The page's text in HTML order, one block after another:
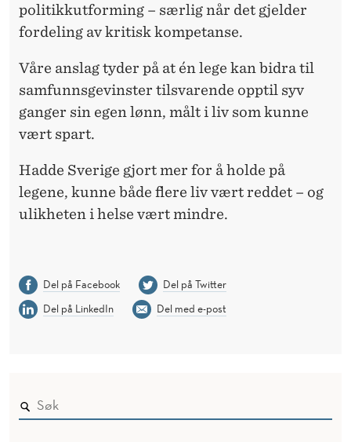
politikkutforming – særlig når det gjelder
fordeling av kritisk kompetanse.
Våre anslag tyder på at én lege kan bidra til
samfunnsgevinster tilsvarende opptil syv
ganger sin egen lønn, målt i liv som kunne
vært spart.
Hadde Sverige gjort mer for å holde på
legene, kunne både flere liv vært reddet – og
ulikheten i helse vært mindre.
Del på Facebook
Del på Twitter
Del på LinkedIn
Del med e-post